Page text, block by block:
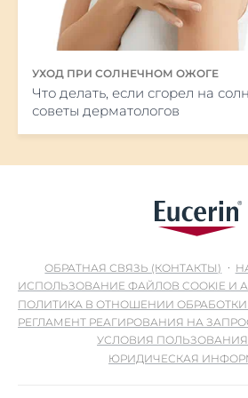
УХОД ПРИ СОЛНЕЧНОМ ОЖОГЕ
Что делать, если сгорел на
советы дерматологов
ОБРАТНАЯ СВЯЗЬ (КОНТАКТЫ)
ИСПОЛЬЗОВАНИЕ ФАЙЛОВ COOKIE
ПОЛИТИКА В ОТНОШЕНИИ
РЕГЛАМЕНТ РЕАГИРОВАНИЯ НА
УСЛОВИЯ
ЮРИДИЧЕСКАЯ